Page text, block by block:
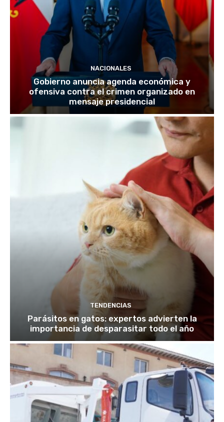
NACIONALES
Gobierno anuncia agenda económica y
ofensiva contra el crimen organizado en
mensaje presidencial
TENDENCIAS
Parásitos en gatos: expertos advierten la
importancia de desparasitar todo el año